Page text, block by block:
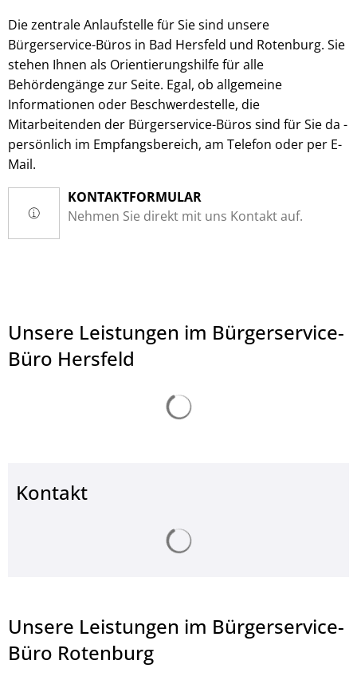
© Landkreis Hersfeld-Rotenburg
Die zentrale Anlaufstelle für Sie sind unsere
Bürgerservice-Büros in Bad Hersfeld und Rotenburg. Sie
stehen Ihnen als Orientierungshilfe für alle
Behördengänge zur Seite. Egal, ob allgemeine
Informationen oder Beschwerdestelle, die
Mitarbeitenden der Bürgerservice-Büros sind für Sie da -
persönlich im Empfangsbereich, am Telefon oder per E-
Mail.
KONTAKTFORMULAR
Nehmen Sie direkt mit uns Kontakt auf.
Unsere Leistungen im Bürgerservice-
Büro Hersfeld
Kontakt
Unsere Leistungen im Bürgerservice-
Büro Rotenburg